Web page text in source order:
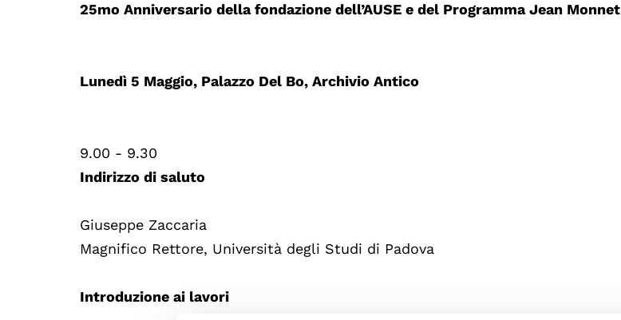
25mo Anniversario della fondazione dell’AUSE e del Programma Jean Monnet
Lunedì 5 Maggio, Palazzo Del Bo, Archivio Antico
9.00 - 9.30
Indirizzo di saluto
Giuseppe Zaccaria
Magnifico Rettore, Università degli Studi di Padova
Introduzione ai lavori